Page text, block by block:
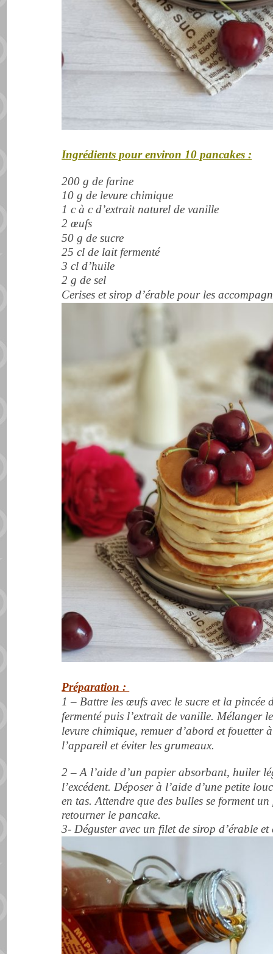
Ingrédients pour environ 10 pancakes :
200 g de farine
10 g de levure chimique
1 c à c d’extrait naturel de vanille
2œufs
50 g de sucre
25 cl de lait fermenté
3 cl d’huile
2 g de sel
Cerises et sirop d’érable pour les
Préparation :
1 – Battre lesœufs avec le sucre et la pincée
fermenté puis l’extrait de vanille. Mélanger
levure chimique, remuer d’abord et fouetterà
l’appareil et éviter lesgrumeaux.
2 – A l’aide d’un papier absorbant, huiler
l’excédent. Déposer à l’aide d’une petite
en tas. Attendre que des bulles se forment
retourner le pancake.
3- Déguster avec un filet de sirop d’érable